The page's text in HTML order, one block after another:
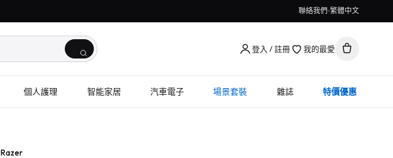
聯絡我們 繁體中文
登入 / 註冊 我的最愛
個人護理 智能家居 汽車電子 場景套裝 雜誌 特價優惠
Razer